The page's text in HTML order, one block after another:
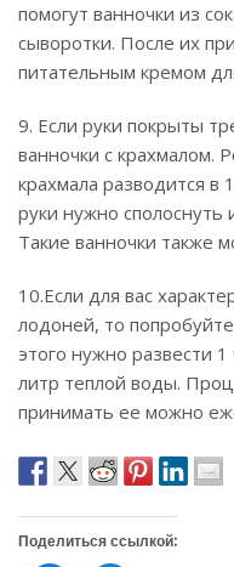
помогут ванночки из
сыворотки. После их
питательным кремом
9. Если руки покрыты
ванночки с крахмалом.
крахмала разводится
руки нужно сполоснуть
Такие ванночки также
10.Если для вас
лодоней, то
этого нужно развести
литр теплой воды.
принимать ее можно
Поделиться ссылкой: